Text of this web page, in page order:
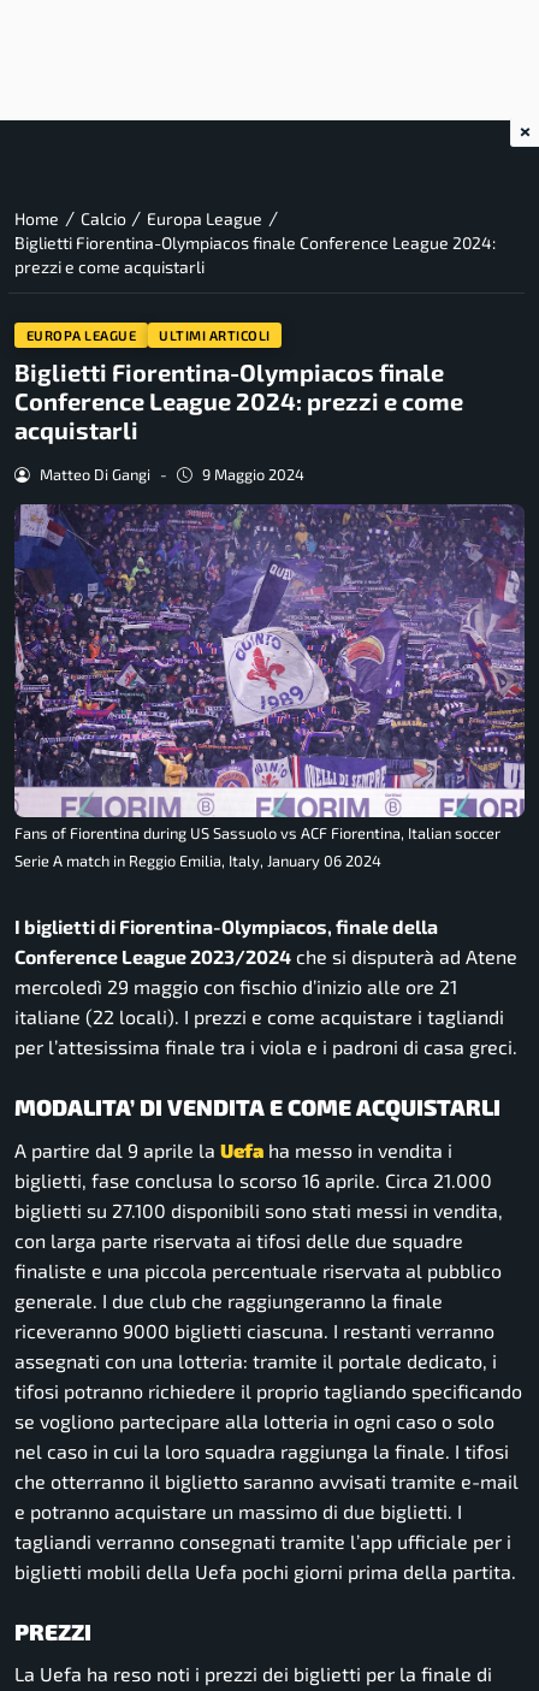
Home / Calcio / Europa League /
Biglietti Fiorentina-Olympiacos finale Conference League 2024:
prezzi e come acquistarli
EUROPA LEAGUE ULTIMI ARTICOLI
Biglietti Fiorentina-Olympiacos finale
Conference League 2024: prezzi e come
acquistarli
Matteo Di Gangi - 9 Maggio 2024
Fans of Fiorentina during US Sassuolo vs ACF Fiorentina, Italian soccer
Serie A match in Reggio Emilia, Italy, January 06 2024
I biglietti di Fiorentina-Olympiacos, finale della
Conference League 2023/2024 che si disputerà ad Atene
mercoledì 29 maggio con fischio d’inizio alle ore 21
italiane (22 locali). I prezzi e come acquistare i tagliandi
per l’attesissima finale tra i viola e i padroni di casa greci.
MODALITA’ DI VENDITA E COME ACQUISTARLI
A partire dal 9 aprile la Uefa ha messo in vendita i
biglietti, fase conclusa lo scorso 16 aprile. Circa 21.000
biglietti su 27.100 disponibili sono stati messi in vendita,
con larga parte riservata ai tifosi delle due squadre
finaliste e una piccola percentuale riservata al pubblico
generale. I due club che raggiungeranno la finale
riceveranno 9000 biglietti ciascuna. I restanti verranno
assegnati con una lotteria: tramite il portale dedicato, i
tifosi potranno richiedere il proprio tagliando specificando
se vogliono partecipare alla lotteria in ogni caso o solo
nel caso in cui la loro squadra raggiunga la finale. I tifosi
che otterranno il biglietto saranno avvisati tramite e-mail
e potranno acquistare un massimo di due biglietti. I
tagliandi verranno consegnati tramite l’app ufficiale per i
biglietti mobili della Uefa pochi giorni prima della partita.
PREZZI
La Uefa ha reso noti i prezzi dei biglietti per la finale di
×